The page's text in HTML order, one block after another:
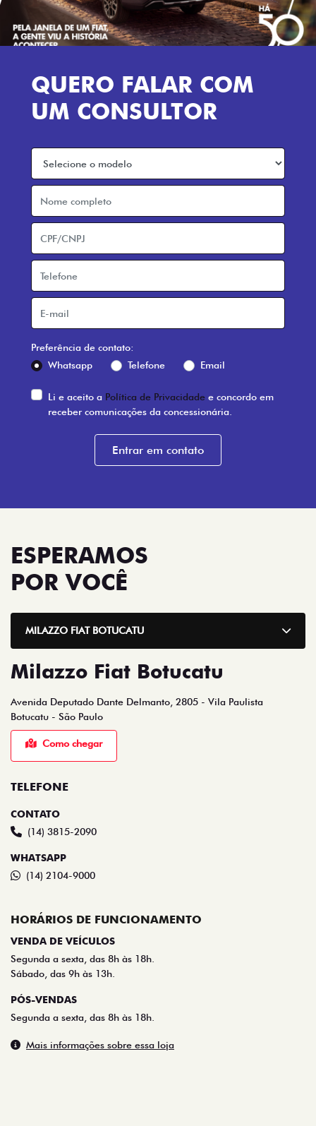
QUERO FALAR COM
UM CONSULTOR
Preferência de contato:
Whatsapp
Telefone Email
Li e aceito a Política de Privacidade e concordo em
receber comunicações da concessionária.
Entrar em contato
ESPERAMOS
POR VOCÊ
MILAZZO FIAT BOTUCATU
Milazzo Fiat Botucatu
Avenida Deputado Dante Delmanto, 2805 - Vila Paulista
Botucatu - São Paulo
Como chegar
TELEFONE
CONTATO
(14) 3815-2090
WHATSAPP
(14) 2104-9000
HORÁRIOS DE FUNCIONAMENTO
VENDA DE VEÍCULOS
Segunda a sexta, das 8h às 18h.
Sábado, das 9h às 13h.
PÓS-VENDAS
Segunda a sexta, das 8h às 18h.
Mais informações sobre essa loja